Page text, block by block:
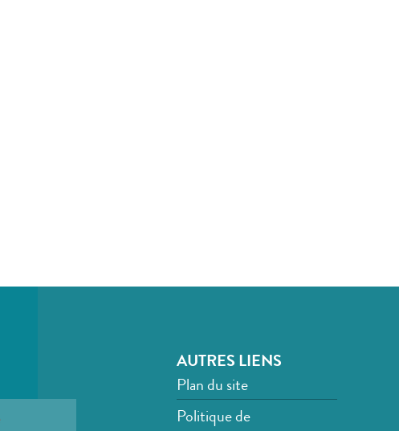
AUTRES LIENS
Plan du site
Politique de